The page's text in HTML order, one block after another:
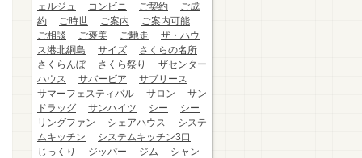
ェルジュ
コンビニ ご契約
ご成
約
ご時世 ご案内
ご案内可能
ご相談
ご褒美 ご馳走
ザ・ハウ
ス港北綱島
サイズ
さくらの名所
さくらんぼ
さくら祭り
ザセンター
ハウス
サバービア
サブリース
サマーフェスティバル
サロン
サン
ドラッグ
サンハイツ シー
シー
リングファン
シェアハウス
システ
ムキッチン
システムキッチン3口
じっくり
ジッパー ジム
シャン